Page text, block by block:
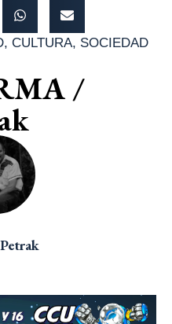
, CULTURA, SOCIEDAD
/